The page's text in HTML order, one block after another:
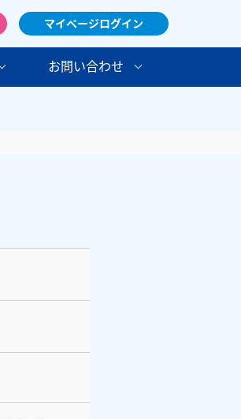
マイページログイン
お問い合わせ